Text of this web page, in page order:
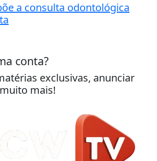
a consulta odontológica
conta?
exclusivas, anunciar
mais!